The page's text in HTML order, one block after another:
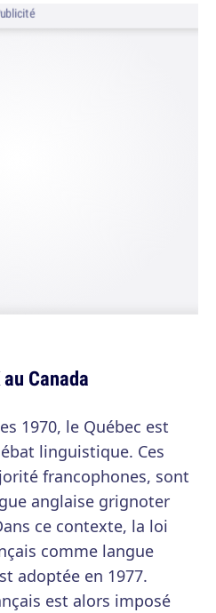
Canada
1970, le Québec est
linguistique. Ces
francophones, sont
anglaise grignoter
ce contexte, la loi
comme langue
adoptée en 1977.
est alors imposé